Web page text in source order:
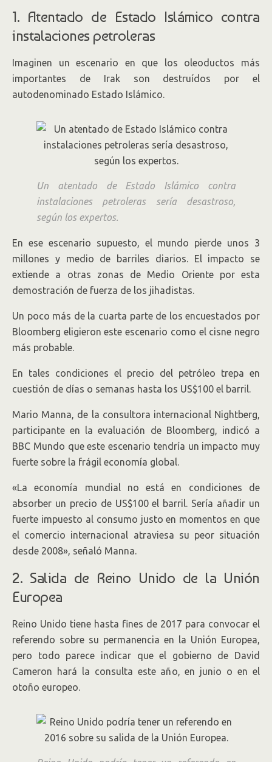
1. Atentado de Estado Islámico contra
instalaciones petroleras
Imaginen un escenario en que los oleoductos más
importantes de Irak son destruídos por el
autodenominado Estado Islámico.
Un atentado de Estado Islámico contra
instalaciones petroleras sería desastroso,
según los expertos.
En ese escenario supuesto, el mundo pierde unos 3
millones y medio de barriles diarios. El impacto se
extiende a otras zonas de Medio Oriente por esta
demostración de fuerza de los jihadistas.
Un poco más de la cuarta parte de los encuestados por
Bloomberg eligieron este escenario como el cisne negro
más probable.
En tales condiciones el precio del petróleo trepa en
cuestión de días o semanas hasta los US$100 el barril.
Mario Manna, de la consultora internacional Nightberg,
participante en la evaluación de Bloomberg, indicó a
BBC Mundo que este escenario tendría un impacto muy
fuerte sobre la frágil economía global.
«La economía mundial no está en condiciones de
absorber un precio de US$100 el barril. Sería añadir un
fuerte impuesto al consumo justo en momentos en que
el comercio internacional atraviesa su peor situación
desde 2008», señaló Manna.
2. Salida de Reino Unido de la Unión
Europea
Reino Unido tiene hasta fines de 2017 para convocar el
referendo sobre su permanencia en la Unión Europea,
pero todo parece indicar que el gobierno de David
Cameron hará la consulta este año, en junio o en el
otoño europeo.